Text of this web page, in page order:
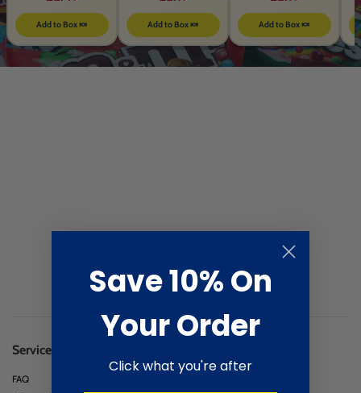
Add to Box 🍬 Add to Box 🍬 Add to Box 🍬
Service client
FAQ
Save 10% On
Your Order
Click what you're after